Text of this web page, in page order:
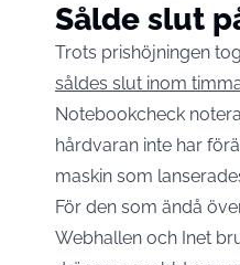
Sålde slut
Trots prishöjningen
såldes slut inom
Notebookcheck
hårdvaran inte har
maskin som
För den som ändå
Webhallen och Inet